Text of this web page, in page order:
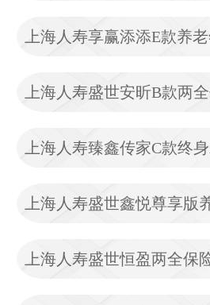
上海人寿享赢添添E款养
上海人寿盛世安昕B款两
上海人寿臻鑫传家C款终
上海人寿盛世鑫悦尊享版
上海人寿盛世恒盈两全保